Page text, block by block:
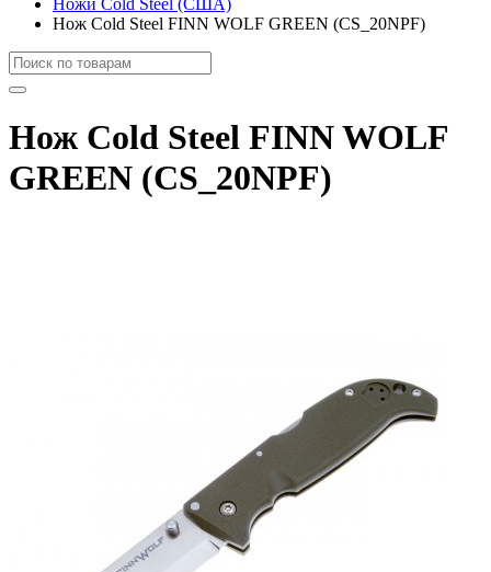
Нож Cold Steel FINN WOLF GREEN (CS_20NPF)
Нож Cold Steel FINN WOLF
GREEN (CS_20NPF)